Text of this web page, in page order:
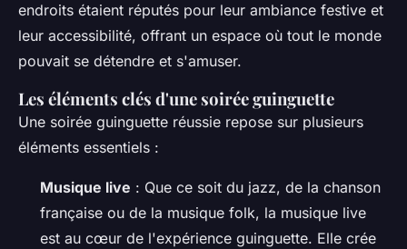
endroits étaient réputés pour leur ambiance festive et
leur accessibilité, offrant un espace où tout le monde
pouvait se détendre et s'amuser.
Les éléments clés d'une soirée guinguette
Une soirée guinguette réussie repose sur plusieurs
éléments essentiels :
Musique live : Que ce soit du jazz, de la chanson
française ou de la musique folk, la musique live
est au cœur de l'expérience guinguette. Elle crée